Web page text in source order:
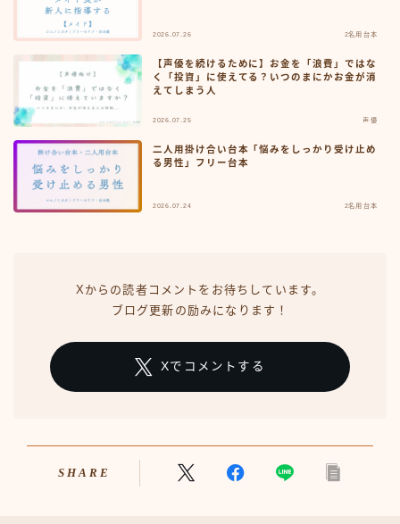
2026.07.26 2名用台本
【声優を続けるために】お金を「浪費」ではな
く「投資」に使えてる？いつのまにかお金が消
えてしまう人
2026.07.25 声優
二人用掛け合い台本「悩みをしっかり受け止め
る男性」フリー台本
2026.07.24 2名用台本
Xからの読者コメントをお待ちしています。
ブログ更新の励みになります！
Xでコメントする
SHARE